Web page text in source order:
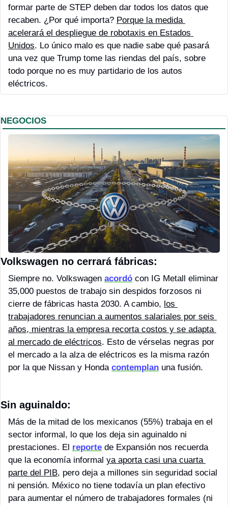
formar parte de STEP deben dar todos los datos que
recaben. ¿Por qué importa? Porque la medida
acelerará el despliegue de robotaxis en Estados
Unidos. Lo único malo es que nadie sabe qué pasará
una vez que Trump tome las riendas del país, sobre
todo porque no es muy partidario de los autos
eléctricos.
NEGOCIOS
Volkswagen no cerrará fábricas:
Siempre no. Volkswagen acordó con IG Metall eliminar
35,000 puestos de trabajo sin despidos forzosos ni
cierre de fábricas hasta 2030. A cambio, los
trabajadores renuncian a aumentos salariales por seis
años, mientras la empresa recorta costos y se adapta
al mercado de eléctricos. Esto de vérselas negras por
el mercado a la alza de eléctricos es la misma razón
por la que Nissan y Honda contemplan una fusión.
Sin aguinaldo:
Más de la mitad de los mexicanos (55%) trabaja en el
sector informal, lo que los deja sin aguinaldo ni
prestaciones. El reporte de Expansión nos recuerda
que la economía informal ya aporta casi una cuarta
parte del PIB, pero deja a millones sin seguridad social
ni pensión. México no tiene todavía un plan efectivo
para aumentar el número de trabajadores formales (ni